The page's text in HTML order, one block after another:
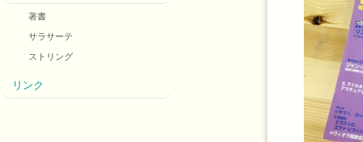
著書
サラサーテ
ストリング
リンク